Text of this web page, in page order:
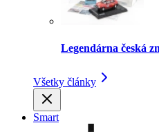
Legendárna česká
Všetky články
Smart